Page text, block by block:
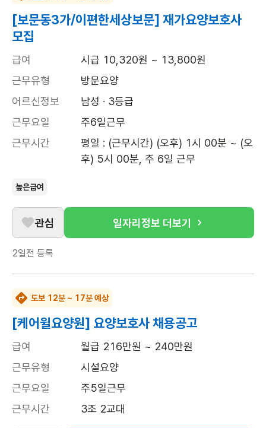
[보문동3가/이편한세상보문] 재가요양보호사
모집
급여
시급 10,320원 ~ 13,800원
근무유형
방문요양
어르신정보
남성 · 3등급
근무요일
주6일근무
근무시간
평일 : (근무시간) (오후) 1시 00분 ~ (오
후) 5시 00분, 주 6일 근무
높은급여
관심 일자리정보 더보기
2일전 등록
도보 12분 ~ 17분 예상
[케어윌요양원] 요양보호사 채용공고
급여
월급 216만원 ~ 240만원
근무유형
시설요양
근무요일
주5일근무
근무시간
3조 2교대